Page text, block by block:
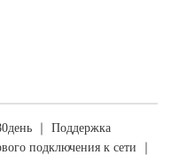
｜ Поддержка
подключения к сети ｜